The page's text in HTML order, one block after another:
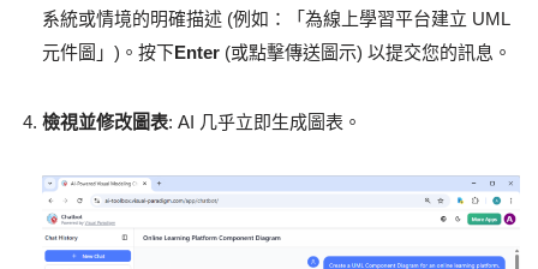
系統或情境的明確描述 (例如：「為線上學習平台建立 UML
元件圖」)。按下Enter (或點擊傳送圖示) 以提交您的訊息。
檢視並修改圖表: AI 几乎立即生成圖表。